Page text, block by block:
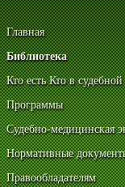
Главная
Библиотека
Кто есть Кто в
Программы
Судебно-медицинская
Нормативные
Правообладателям